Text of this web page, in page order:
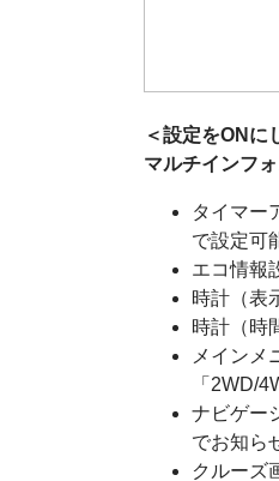
＜設定をONに
マルチインフ
タイマー
で設定可
エコ情報
時計（表
時計（時
メインメ
「2WD/
ナビゲー
でお知ら
クルーズ